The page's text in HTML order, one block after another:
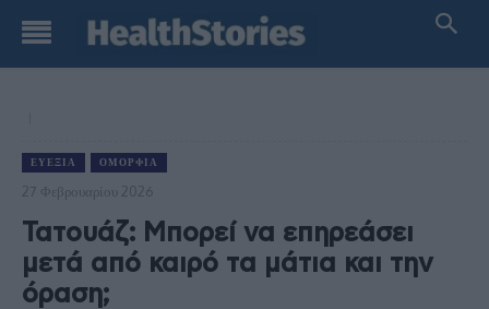
ΕΥΕΞΊΑ ΟΜΟΡΦΙΆ
27 Φεβρουαρίου 2026
Τατουάζ: Μπορεί να επηρεάσει
μετά από καιρό τα μάτια και την
όραση;